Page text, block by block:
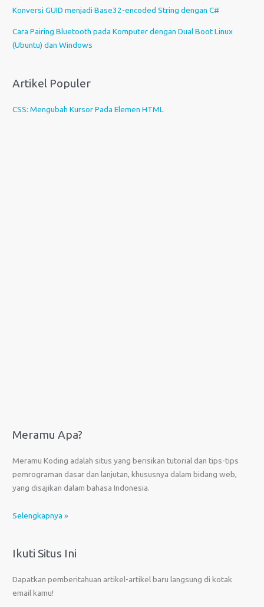
a
a
s
Konversi GUID menjadi Base32-encoded String dengan C#
Cara Pairing Bluetooth pada Komputer dengan Dual Boot Linux
(Ubuntu) dan Windows
Artikel Populer
CSS: Mengubah Kursor Pada Elemen HTML
Meramu Apa?
Meramu Koding adalah situs yang berisikan tutorial dan tips-tips
pemrograman dasar dan lanjutan, khususnya dalam bidang web,
yang disajikan dalam bahasa Indonesia.
Selengkapnya »
Ikuti Situs Ini
Dapatkan pemberitahuan artikel-artikel baru langsung di kotak
email kamu!